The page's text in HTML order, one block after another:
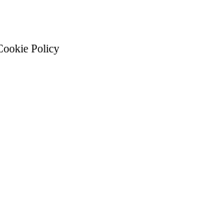
Policy